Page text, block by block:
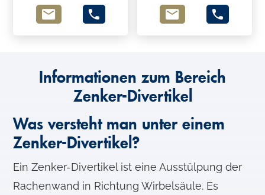
Informationen zum Bereich
Zenker-Divertikel
Was versteht man unter einem
Zenker-Divertikel?
Ein Zenker-Divertikel ist eine Ausstülpung der
Rachenwand in Richtung Wirbelsäule. Es